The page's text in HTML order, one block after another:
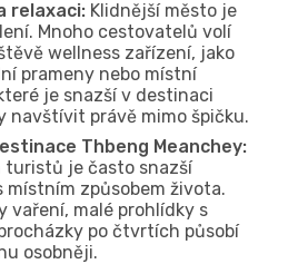
relaxaci: Klidnější město je
Mnoho cestovatelů volí
wellness zařízení, jako
prameny nebo místní
je snazší v destinaci
navštívit právě mimo špičku.
Thbeng Meanchey:
turistů je často snazší
způsobem života.
vaření, malé prohlídky s
po čtvrtích působí
osobněji.